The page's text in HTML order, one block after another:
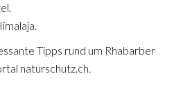
Tipps rund um Rhabarber
naturschutz.ch.